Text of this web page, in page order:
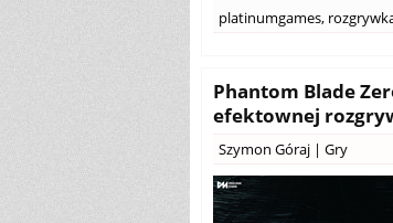
platinumgames,
Phantom Blade
efektownej
Szymon Góraj | Gry